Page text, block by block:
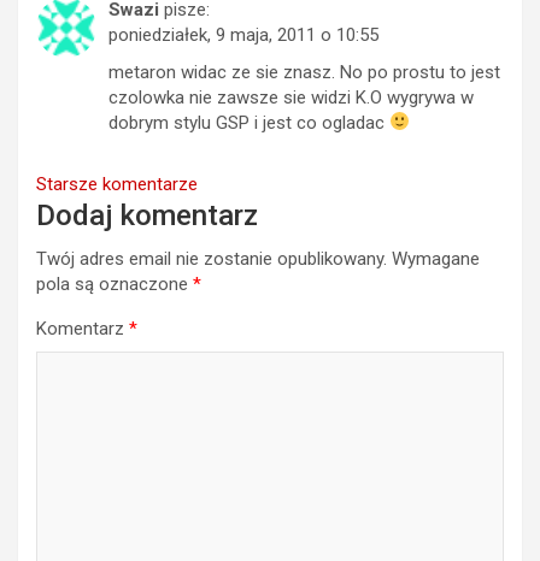
Swazi pisze:
poniedziałek, 9 maja, 2011 o 10:55
metaron widac ze sie znasz. No po prostu to jest
czolowka nie zawsze sie widzi K.O wygrywa w
dobrym stylu GSP i jest co ogladac
Nawigacja
komentarzy
Starsze komentarze
Dodaj komentarz
Twój adres email nie zostanie opublikowany. Wymagane
pola są oznaczone *
Komentarz *